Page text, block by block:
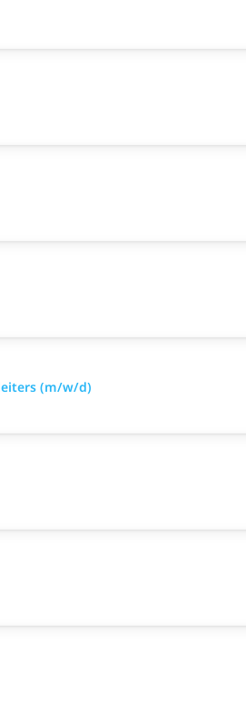
(m/w/d)